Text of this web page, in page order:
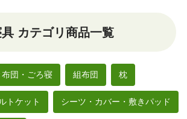
カテゴリ商品一覧
布団・ごろ寝 組布団 枕
トケット シーツ・カバー・敷きパッド